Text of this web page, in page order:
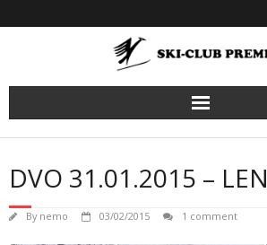
to
DVO 31.01.2015 –
By nemo 03/02/2015 1 comment